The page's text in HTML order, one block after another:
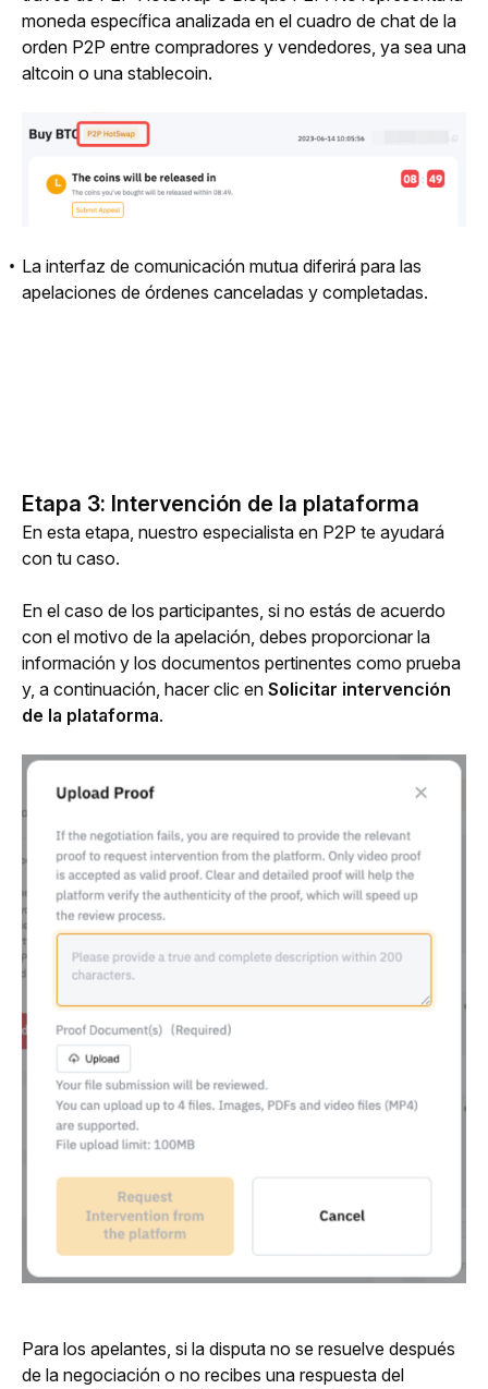
moneda específica analizada en el cuadro de chat de la
orden P2P entre compradores y vendedores, ya sea una
altcoin o una stablecoin.
La interfaz de comunicación mutua diferirá para las
apelaciones de órdenes canceladas y completadas.
Etapa 3: Intervención de la plataforma
En esta etapa, nuestro especialista en P2P te ayudará
con tu caso.
En el caso de los participantes, si no estás de acuerdo
con el motivo de la apelación, debes proporcionar la
información y los documentos pertinentes como prueba
y, a continuación, hacer clic en Solicitar intervención
de la plataforma.
Para los apelantes, si la disputa no se resuelve después
de la negociación o no recibes una respuesta del